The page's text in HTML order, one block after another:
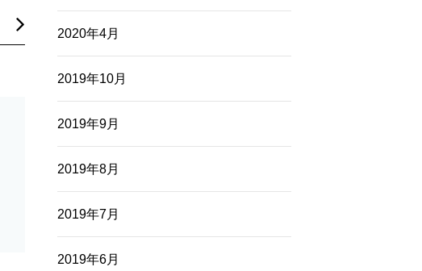
2020年4月
2019年10月
2019年9月
2019年8月
2019年7月
2019年6月